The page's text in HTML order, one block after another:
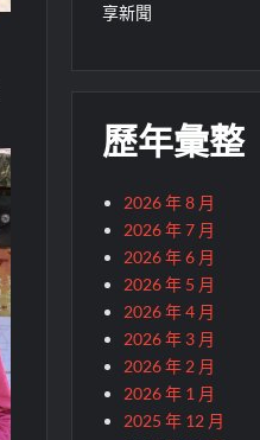
享新聞
歷年彙整
2026 年 8 月
2026 年 7 月
2026 年 6 月
2026 年 5 月
2026 年 4 月
2026 年 3 月
2026 年 2 月
2026 年 1 月
2025 年 12 月